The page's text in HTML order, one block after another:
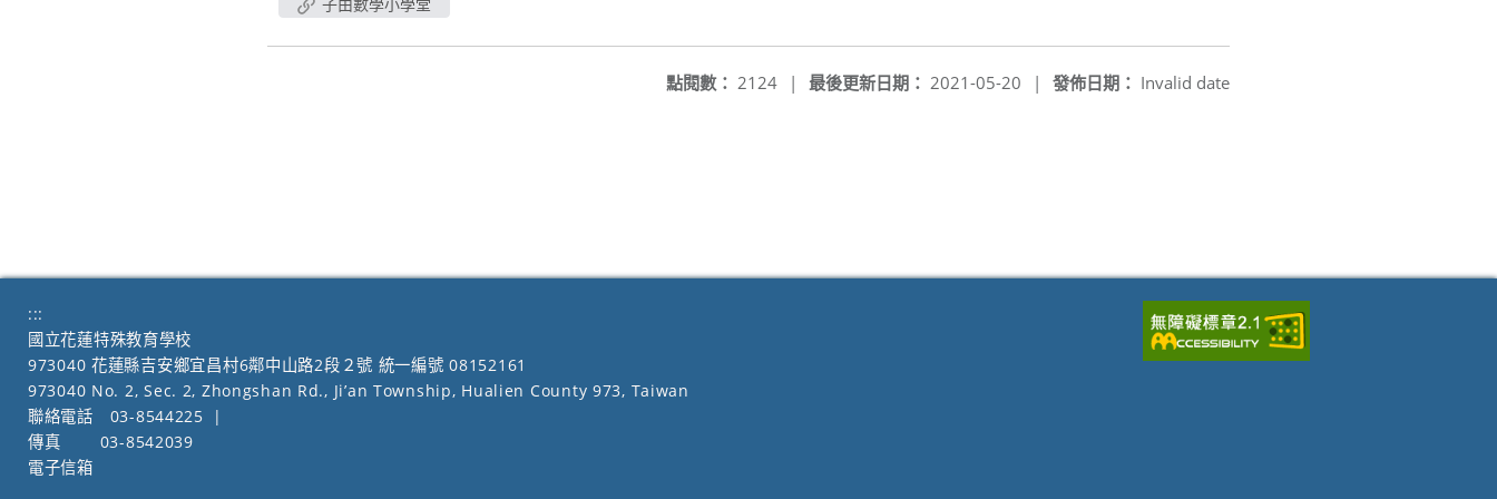
發佈日期： Invalid date
最後更新日期： 2021-05-20 |
點閱數： 2124 |
:::
國立花蓮特殊教育學校
973040 花蓮縣吉安鄉宜昌村6鄰中山路2段２號 統一編號 08152161
973040 No. 2, Sec. 2, Zhongshan Rd., Ji’an Township, Hualien County 973, Taiwan
聯絡電話
03-8544225
|
傳真
03-8542039
電子信箱